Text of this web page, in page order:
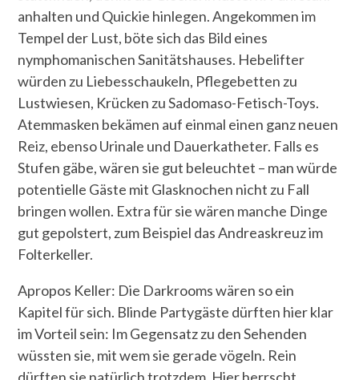
anhalten und Quickie hinlegen. Angekommen im
Tempel der Lust, böte sich das Bild eines
nymphomanischen Sanitätshauses. Hebelifter
würden zu Liebesschaukeln, Pflegebetten zu
Lustwiesen, Krücken zu Sadomaso-Fetisch-Toys.
Atemmasken bekämen auf einmal einen ganz neuen
Reiz, ebenso Urinale und Dauerkatheter. Falls es
Stufen gäbe, wären sie gut beleuchtet – man würde
potentielle Gäste mit Glasknochen nicht zu Fall
bringen wollen. Extra für sie wären manche Dinge
gut gepolstert, zum Beispiel das Andreaskreuz im
Folterkeller.
Apropos Keller: Die Darkrooms wären so ein
Kapitel für sich. Blinde Partygäste dürften hier klar
im Vorteil sein: Im Gegensatz zu den Sehenden
wüssten sie, mit wem sie gerade vögeln. Rein